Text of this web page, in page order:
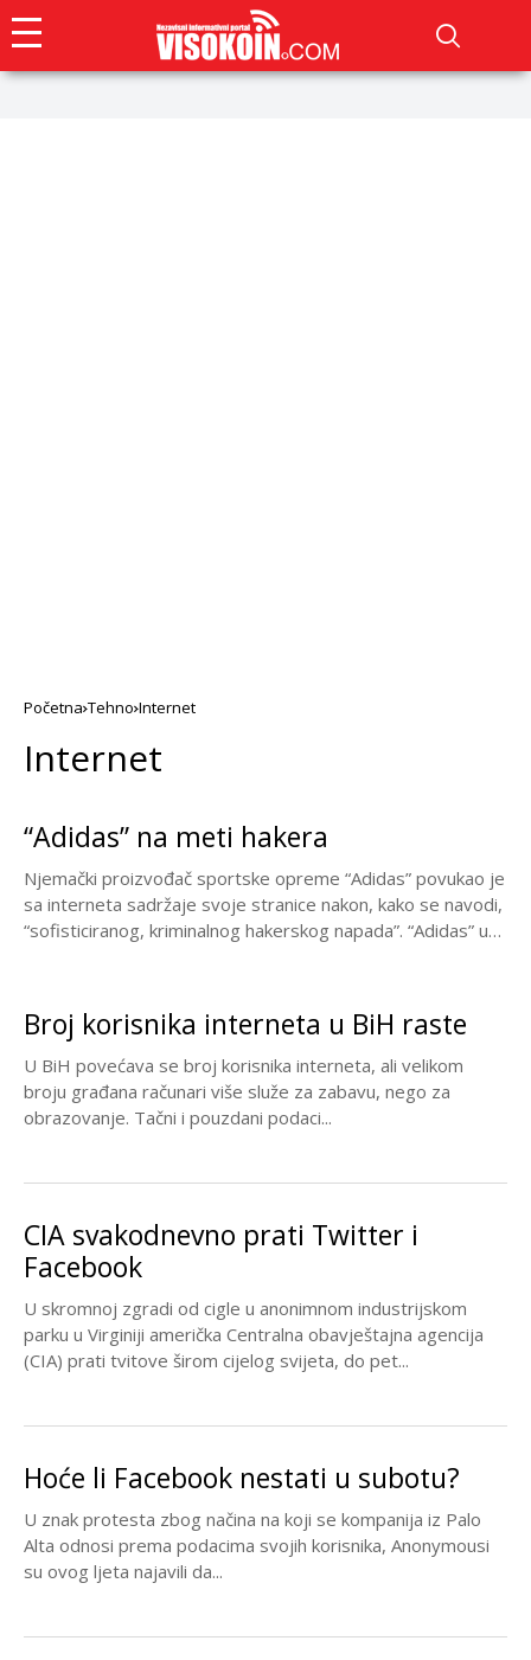
Početna Tehno Internet
Internet
“Adidas” na meti hakera
Njemački proizvođač sportske opreme “Adidas” povukao je
sa interneta sadržaje svoje stranice nakon, kako se navodi,
“sofisticiranog, kriminalnog hakerskog napada”. “Adidas” u
Broj korisnika interneta u BiH raste
U BiH povećava se broj korisnika interneta, ali velikom
broju građana računari više služe za zabavu, nego za
obrazovanje. Tačni i pouzdani podaci...
CIA svakodnevno prati Twitter i
Facebook
U skromnoj zgradi od cigle u anonimnom industrijskom
parku u Virginiji američka Centralna obavještajna agencija
(CIA) prati tvitove širom cijelog svijeta, do pet...
Hoće li Facebook nestati u subotu?
U znak protesta zbog načina na koji se kompanija iz Palo
Alta odnosi prema podacima svojih korisnika, Anonymousi
su ovog ljeta najavili da...